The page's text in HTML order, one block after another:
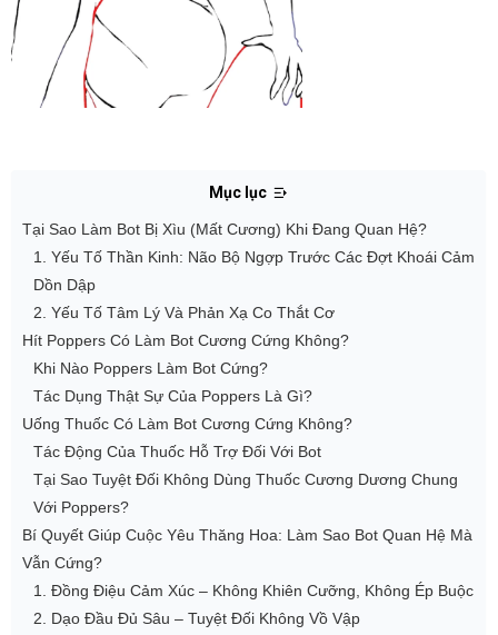
Mục lục
Tại Sao Làm Bot Bị Xìu (Mất Cương) Khi Đang Quan Hệ?
1. Yếu Tố Thần Kinh: Não Bộ Ngợp Trước Các Đợt Khoái Cảm
Dồn Dập
2. Yếu Tố Tâm Lý Và Phản Xạ Co Thắt Cơ
Hít Poppers Có Làm Bot Cương Cứng Không?
Khi Nào Poppers Làm Bot Cứng?
Tác Dụng Thật Sự Của Poppers Là Gì?
Uống Thuốc Có Làm Bot Cương Cứng Không?
Tác Động Của Thuốc Hỗ Trợ Đối Với Bot
Tại Sao Tuyệt Đối Không Dùng Thuốc Cương Dương Chung
Với Poppers?
Bí Quyết Giúp Cuộc Yêu Thăng Hoa: Làm Sao Bot Quan Hệ Mà
Vẫn Cứng?
1. Đồng Điệu Cảm Xúc – Không Khiên Cưỡng, Không Ép Buộc
2. Dạo Đầu Đủ Sâu – Tuyệt Đối Không Vồ Vập